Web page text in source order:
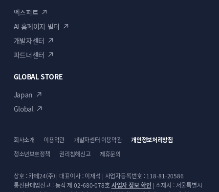
엑스퍼트
AI 홈페이지 빌더
개발자센터
파트너센터
GLOBAL STORE
Japan
Global
회사소개 이용약관 개발자센터 이용약관
개인정보처리방침
청소년보호정책
권리침해신고 제휴문의
상호 : 카페24(주) | 대표이사 : 이재석 | 사업자등록번호 : 118-81-20586 |
통신판매업신고 : 동작 제 02-680-078호사업자 정보 확인 | 소재지 : 서울특별시